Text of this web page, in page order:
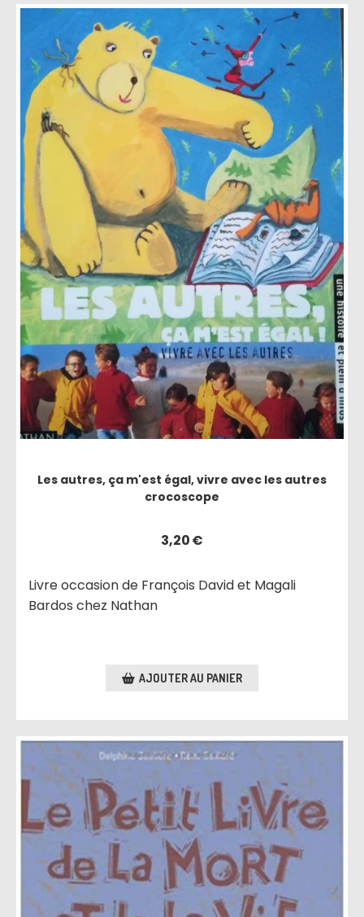
Les autres, ça m'est égal, vivre avec les autres
crocoscope
3,20€
Livre occasion de François David et Magali
Bardos chez Nathan
AJOUTER AU PANIER